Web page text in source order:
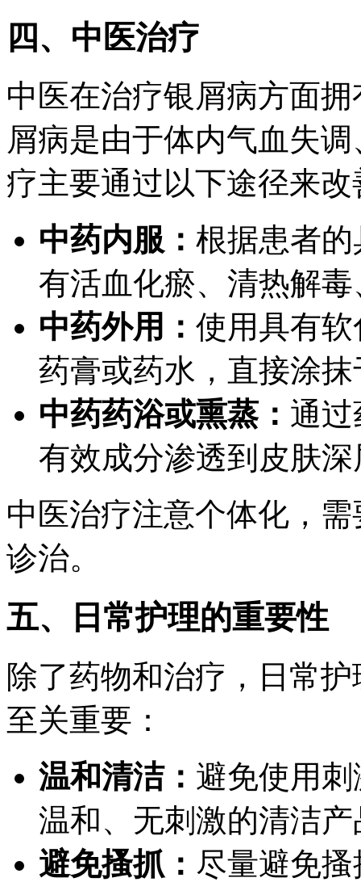
四、中医治疗
中医在治疗银屑病方面
屑病是由于体内气血失
疗主要通过以下途径来
中药内服： 根据患者
有活血化瘀、清热解
中药外用： 使用具有
药膏或药水，直接涂
中药药浴或熏蒸： 通
有效成分渗透到皮肤
中医治疗注意个体化，
诊治。
五、日常护理的重要性
除了药物和治疗，日常
至关重要：
温和清洁： 避免使用
温和、无刺激的清洁产
避免搔抓： 尽量避免